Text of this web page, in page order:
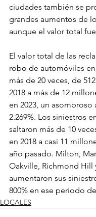
ciudades también se
grandes aumentos de
aunque el valor total
El valor total de las
robo de automóviles
más de 20 veces, de
2018 a más de 12
en 2023, un
2.269%. Los siniestros
saltaron más de 10
en 2018 a casi 11
año pasado. Milton,
Oakville, Richmond Hill
aumentaron sus
800% en ese periodo
LOCALES